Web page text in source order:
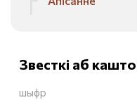
Звесткі аб
шыфр